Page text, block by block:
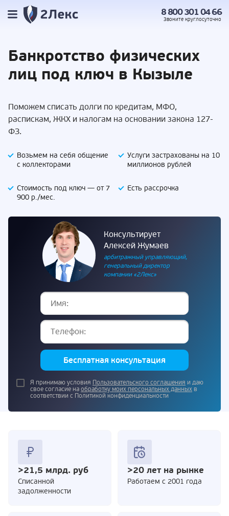
8 800 301 04 66
Звоните круглосуточно
Банкротство физических
лиц под ключ в Кызыле
Поможем списать долги по кредитам, МФО,
распискам, ЖКХ и налогам на основании закона 127-
ФЗ.
Возьмем на себя общение
с коллекторами
Услуги застрахованы на 10
миллионов рублей
Стоимость под ключ — от 7
900 р./мес.
Есть рассрочка
Консультирует
Алексей Жумаев
арбитражный управляющий,
генеральный директор
компании «2Лекс»
Бесплатная консультация
Я принимаю условия Пользовательского соглашения и даю
свое согласие на обработку моих персональных данных в
соответствии с Политикой конфиденциальности
>21,5 млрд. руб
Cписанной
задолженности
>20 лет на рынке
Работаем с 2001 года